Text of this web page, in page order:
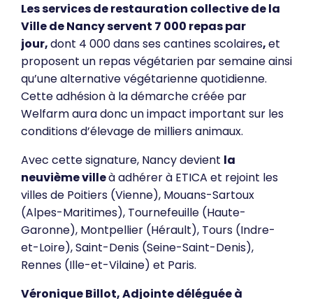
Les services de restauration collective de la
Ville de Nancy servent 7 000 repas par
jour,dont 4 000 dans ses cantines scolaires,et
proposent un repas végétarien par semaine ainsi
qu’une alternative végétarienne quotidienne.
Cette adhésion à la démarche créée par
Welfarm aura donc un impact important sur les
conditions d’élevage de milliers animaux.
Avec cette signature, Nancy devient la
neuvième villeà adhérer à ETICA et rejoint les
villes de Poitiers (Vienne), Mouans-Sartoux
(Alpes-Maritimes), Tournefeuille (Haute-
Garonne), Montpellier (Hérault), Tours (Indre-
et-Loire), Saint-Denis (Seine-Saint-Denis),
Rennes (Ille-et-Vilaine) et Paris.
Véronique Billot, Adjointe déléguée à